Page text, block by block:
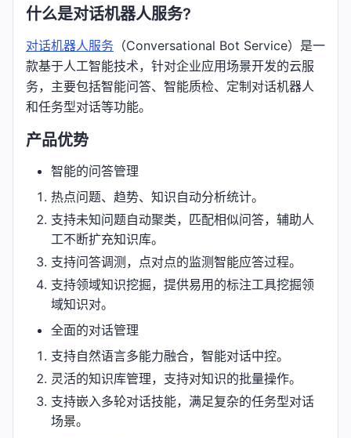
什么是对话机器人服务?
对话机器人服务 （Conversational Bot Service）是一
款基于人工智能技术，针对企业应用场景开发的云服
务，主要包括智能问答、智能质检、定制对话机器人
和任务型对话等功能。
产品优势
智能的问答管理
热点问题、趋势、知识自动分析统计。
支持未知问题自动聚类，匹配相似问答，辅助人
工不断扩充知识库。
支持问答调测，点对点的监测智能应答过程。
支持领域知识挖掘，提供易用的标注工具挖掘领
域知识对。
全面的对话管理
支持自然语言多能力融合，智能对话中控。
灵活的知识库管理，支持对知识的批量操作。
支持嵌入多轮对话技能，满足复杂的任务型对话
场景。